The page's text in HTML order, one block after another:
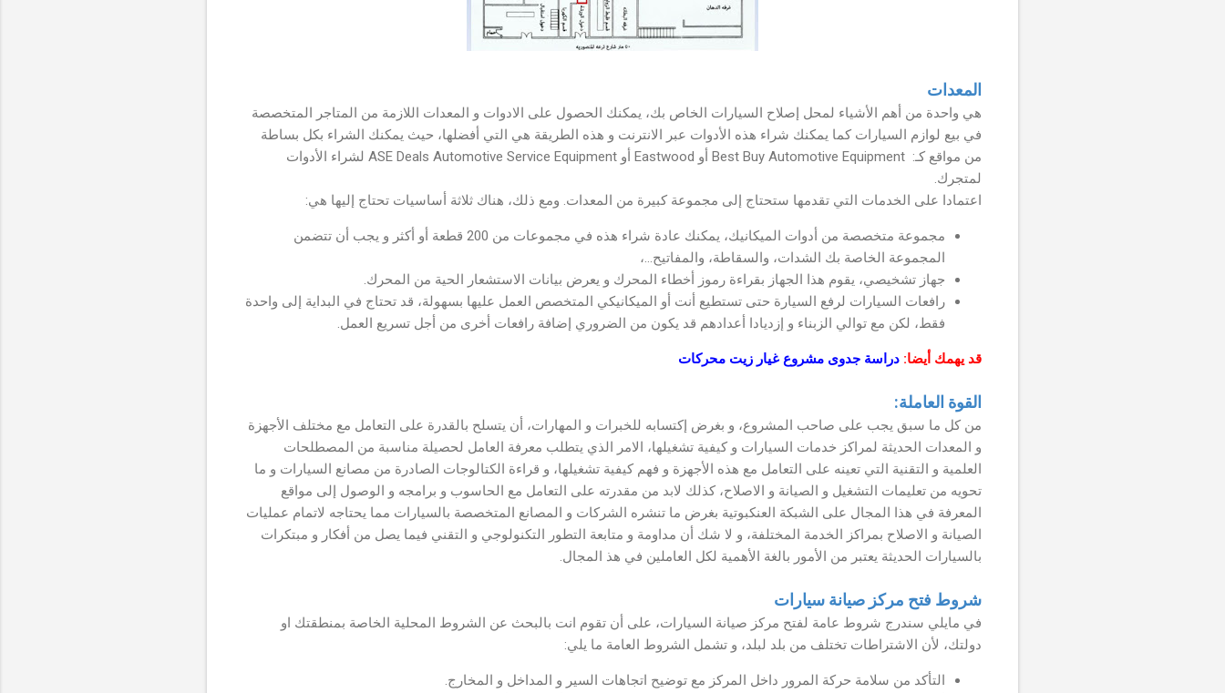
المعدات
هي واحدة من أهم الأشياء لمحل إصلاح السيارات الخاص بك، يمكنك الحصول على الادوات و المعدات اللازمة من المتاجر المتخصصة
في بيع لوازم السيارات كما يمكنك شراء هذه الأدوات عبر الانترنت و هذه الطريقة هي التي أفضلها، حيث يمكنك الشراء بكل بساطة
من مواقع كـ: Best Buy Automotive Equipment أو Eastwood أو ASE Deals Automotive Service Equipment لشراء الأدوات
لمتجرك.
اعتمادا على الخدمات التي تقدمها ستحتاج إلى مجموعة كبيرة من المعدات. ومع ذلك، هناك ثلاثة أساسيات تحتاج إليها هي:
مجموعة متخصصة من أدوات الميكانيك، يمكنك عادة شراء هذه في مجموعات من 200 قطعة أو أكثر و يجب أن تتضمن
المجموعة الخاصة بك الشدات، والسقاطة، والمفاتيح...،
جهاز تشخيصي، يقوم هذا الجهاز بقراءة رموز أخطاء المحرك و يعرض بيانات الاستشعار الحية من المحرك.
رافعات السيارات لرفع السيارة حتى تستطيع أنت أو الميكانيكي المتخصص العمل عليها بسهولة، قد تحتاج في البداية إلى واحدة
فقط، لكن مع توالي الزبناء و إزديادا أعدادهم قد يكون من الضروري إضافة رافعات أخرى من أجل تسريع العمل.
قد يهمك أيضا: دراسة جدوى مشروع غيار زيت محركات
القوة العاملة:
من كل ما سبق يجب على صاحب المشروع، و بغرض إكتسابه للخبرات و المهارات، أن يتسلح بالقدرة على التعامل مع مختلف الأجهزة
و المعدات الحديثة لمراكز خدمات السيارات و كيفية تشغيلها، الامر الذي يتطلب معرفة العامل لحصيلة مناسبة من المصطلحات
العلمية و التقنية التي تعينه على التعامل مع هذه الأجهزة و فهم كيفية تشغيلها، و قراءة الكتالوجات الصادرة من مصانع السيارات و ما
تحويه من تعليمات التشغيل و الصيانة و الاصلاح، كذلك لابد من مقدرته على التعامل مع الحاسوب و برامجه و الوصول إلى مواقع
المعرفة في هذا المجال على الشبكة العنكبوتية بغرض ما تنشره الشركات و المصانع المتخصصة بالسيارات مما يحتاجه لاتمام عمليات
الصيانة و الاصلاح بمراكز الخدمة المختلفة، و لا شك أن مداومة و متابعة التطور التكنولوجي و التقني فيما يصل من أفكار و مبتكرات
بالسيارات الحديثة يعتبر من الأمور بالغة الأهمية لكل العاملين في هذ المجال.
شروط فتح مركز صيانة سيارات
في مايلي سندرج شروط عامة لفتح مركز صيانة السيارات، على أن تقوم انت بالبحث عن الشروط المحلية الخاصة بمنطقتك او
دولتك، لأن الاشتراطات تختلف من بلد لبلد، و تشمل الشروط العامة ما يلي:
التأكد من سلامة حركة المرور داخل المركز مع توضيح اتجاهات السير و المداخل و المخارج.